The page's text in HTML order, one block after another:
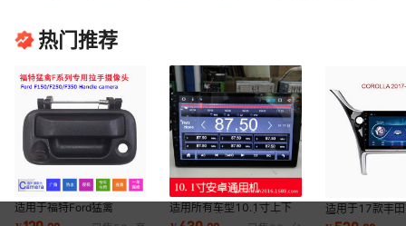
热门推荐
适用于福特Ford猛禽
F150F250F350F450F550
适用所有车型10.1寸上下
左右可调节2.5D安卓大屏
适用于17款丰
罗拉Corolla安